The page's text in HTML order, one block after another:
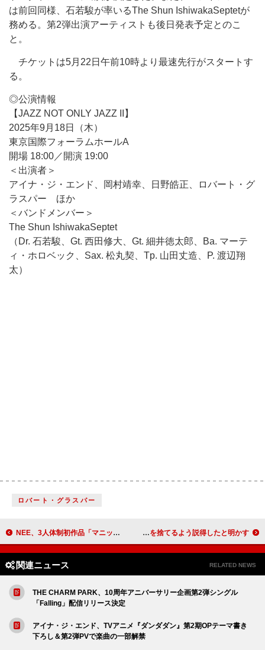
は前回同様、石若駿が率いるThe Shun IshiwakaSeptetが
務める。第2弾出演アーティストも後日発表予定とのこ
と。
チケットは5月22日午前10時より最速先行がスタートす
る。
◎公演情報
【JAZZ NOT ONLY JAZZ II】
2025年9月18日（木）
東京国際フォーラムホールA
開場 18:00／開演 19:00
＜出演者＞
アイナ・ジ・エンド、岡村靖幸、日野皓正、ロバート・グ
ラスパー ほか
＜バンドメンバー＞
The Shun IshiwakaSeptet
（Dr. 石若駿、Gt. 西田修大、Gt. 細井徳太郎、Ba. マーテ
ィ・ホロベック、Sax. 松丸契、Tp. 山田丈造、P. 渡辺翔
太）
ロバート・グラスパー
NEE、3人体制初作品「マニック」配信リリース シザ、写真と引き換えに若いファンにドラッグを捨てるよう説得したと明かす
関連ニュース RELATED NEWS
THE CHARM PARK、10周年アニバーサリー企画第2弾シングル
「Falling」配信リリース決定
アイナ・ジ・エンド、TVアニメ『ダンダダン』第2期OPテーマ書き
下ろし＆第2弾PVで楽曲の一部解禁